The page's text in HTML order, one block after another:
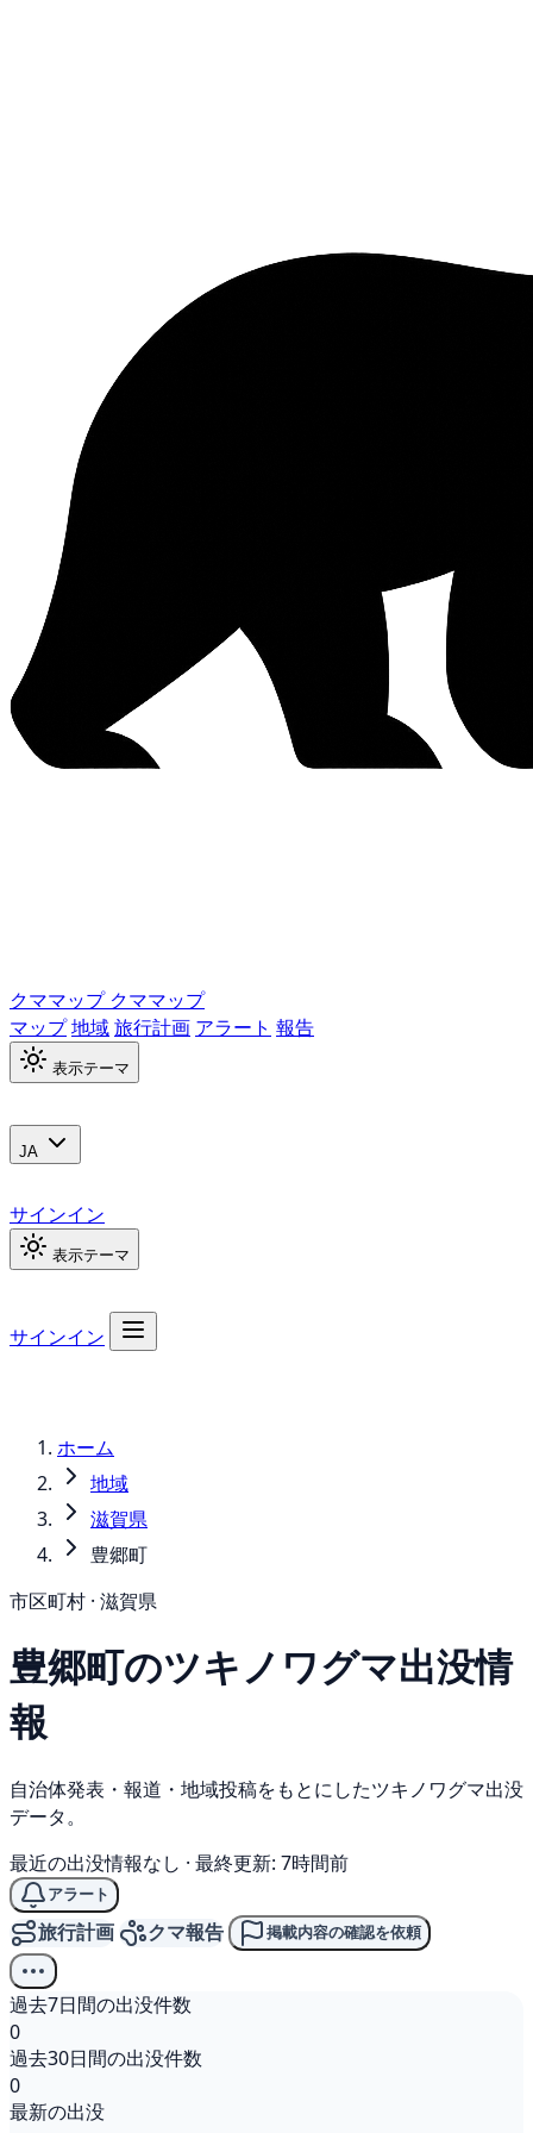
クママップ クママップ
マップ地域旅行計画 アラート 報告
表示テーマ
JA
サインイン
表示テーマ
サインイン
ホーム
地域
滋賀県
豊郷町
市区町村 · 滋賀県
豊郷町のツキノワグマ出没情
報
自治体発表・報道・地域投稿をもとにしたツキノワグマ出没
データ。
最近の出没情報なし · 最終更新: 7時間前
アラート
旅行計画 クマ報告 掲載内容の確認を依頼
過去7日間の出没件数
0
過去30日間の出没件数
0
最新の出没